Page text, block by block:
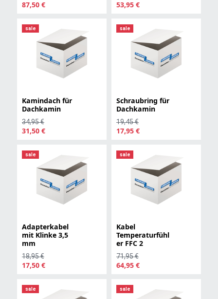
87,50 € 53,95 €
sale
Kamindach für
Dachkamin
34,95 €
31,50 €
sale
Schraubring für
Dachkamin
19,45 €
17,95 €
sale
Adapterkabel
mit Klinke 3,5
mm
18,95 €
17,50 €
sale
Kabel
Temperaturfühl
er FFC 2
71,95 €
64,95 €
sale sale